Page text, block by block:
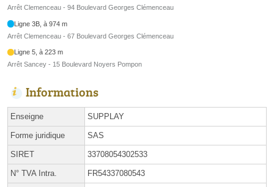
Arrêt Clemenceau - 94 Boulevard Georges Clémenceau
Ligne 3B, à 974 m
Arrêt Clemenceau - 67 Boulevard Georges Clémenceau
Ligne 5, à 223 m
Arrêt Sancey - 15 Boulevard Noyers Pompon
Informations
Enseigne SUPPLAY
Forme juridique SAS
SIRET 33708054302533
N° TVA Intra. FR54337080543